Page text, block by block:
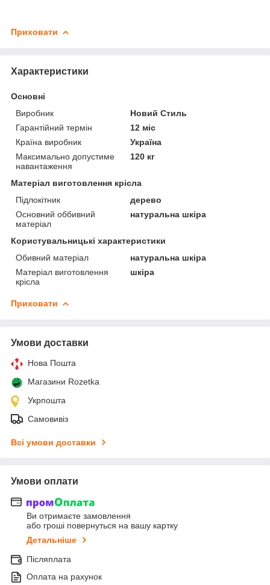
Приховати
Характеристики
Основні
Виробник
Новий Стиль
Гарантійний термін
12 міс
Країна виробник
Україна
Максимально допустиме
навантаження
120 кг
Матеріал виготовлення крісла
Підлокітник
дерево
Основний оббивний
матеріал
натуральна шкіра
Користувальницькі характеристики
Обивний матеріал
натуральна шкіра
Матеріал виготовлення
крісла
шкіра
Приховати
Умови доставки
Нова Пошта
Магазини Rozetka
Укрпошта
Самовивіз
Всі умови доставки
Умови оплати
Ви отримаєте замовлення
або гроші повернуться на вашу картку
Детальніше
Післяплата
Оплата на рахунок